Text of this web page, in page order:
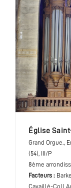
église
Grand Orgue.,
(54), III/P
8ème
Facteurs :
Cavaillé-Coll